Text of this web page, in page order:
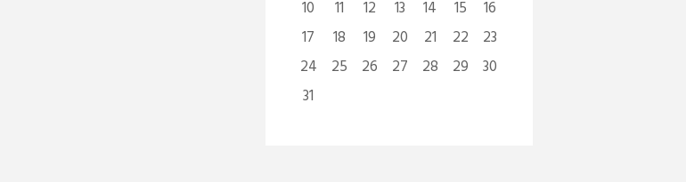
10
11 12 13 14 15
16
17
18 19 20 21 22
23
24
25 26 27 28 29
30
31